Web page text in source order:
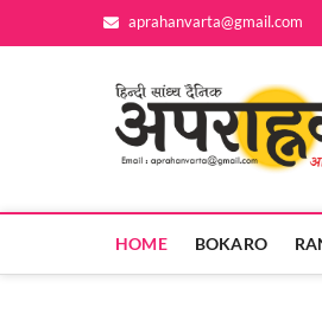
aprahanvarta@gmail.com
HOME BOKARO